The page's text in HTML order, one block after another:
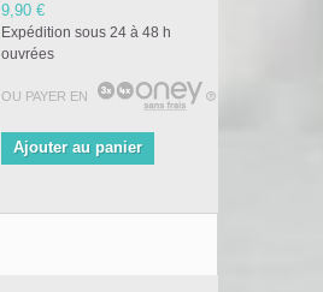
9,90 €
Expédition sous 24 à 48 h
ouvrées
OU PAYER EN
Ajouter au panier